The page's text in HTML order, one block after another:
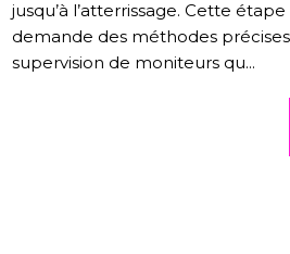
jusqu’à l’atterrissage. Cette
demande des méthodes
supervision de moniteurs qu...